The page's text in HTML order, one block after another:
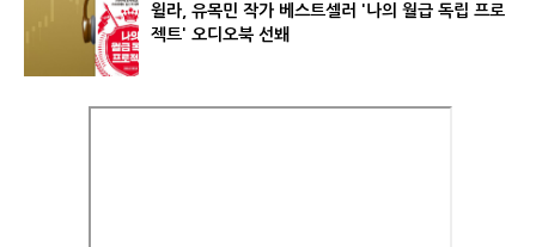
윌라, 유목민 작가 베스트셀러 '나의 월급 독립 프로
젝트' 오디오북 선봬